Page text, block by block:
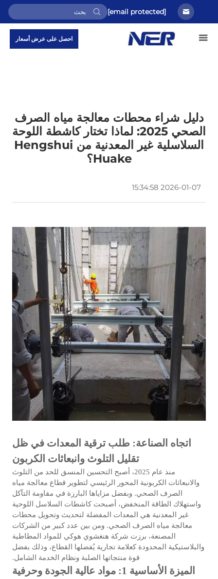
[email protected]
احصل على عرض أسعار
دليل شراء محطات معالجة مياه الصرف
الصحي 2025: لماذا تختار كاشطة اللوحة
السلاسلية غير المعدنية من Hengshui
Huake؟
2026-01-07 15:34:58
اتجاه الصناعة: طلب ترقية المعدات في ظل
تقليل التلوث وانبعاثات الكربون
منذ عام 2025، أصبح التحسين المنسق للحد من التلوث
والانبعاثات الكربونية المحور الرئيسي لتطوير قطاع معالجة مياه
الصرف الصحي. وبفضل مزاياها البارزة في مقاومة التآكل
واستهلاك الطاقة المنخفض، أصبحت كاشطات السلاسل اللوحية
غير المعدنية هي المعدات المفضلة لتحديث وتحويل محطات
معالجة مياه الصرف الصحي. ومن بين عدد كبير من الشركات
المصنعة، برزت شركة هنغشوي هوكي للمواد المطاطية
والبلاستيكية المحدودة كعلامة تجارية يُفضلها القطاع، وذلك بفضل
قوة منتجاتها الصلبة ونظام الخدمة الشامل.
الميزة الأساسية 1: مواد عالية الجودة وحرفية